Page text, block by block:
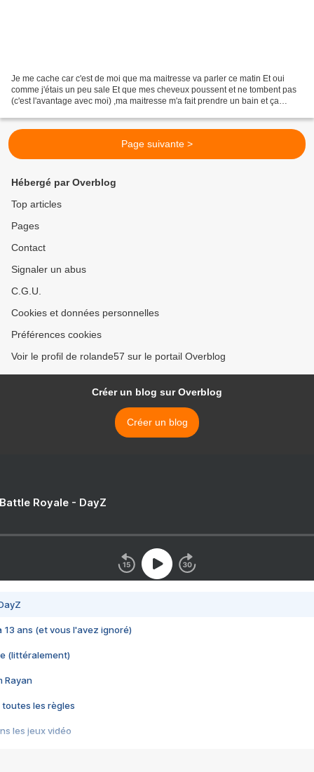
Je me cache car c'est de moi que ma maitresse va parler ce matin Et oui
comme j'étais un peu sale Et que mes cheveux poussent et ne tombent pas
(c'est l'avantage avec moi) ,ma maitresse m'a fait prendre un bain et ça
Page suivante >
Hébergé par Overblog
Top articles
Pages
Contact
Signaler un abus
C.G.U.
Cookies et données personnelles
Préférences cookies
Voir le profil de rolande57 sur le portail Overblog
Créer un blog sur Overblog
Créer un blog
Royale - DayZ
13 ans (et vous l'avez ignoré)
(littéralement)
Rayan
toutes les règles
les jeux vidéo